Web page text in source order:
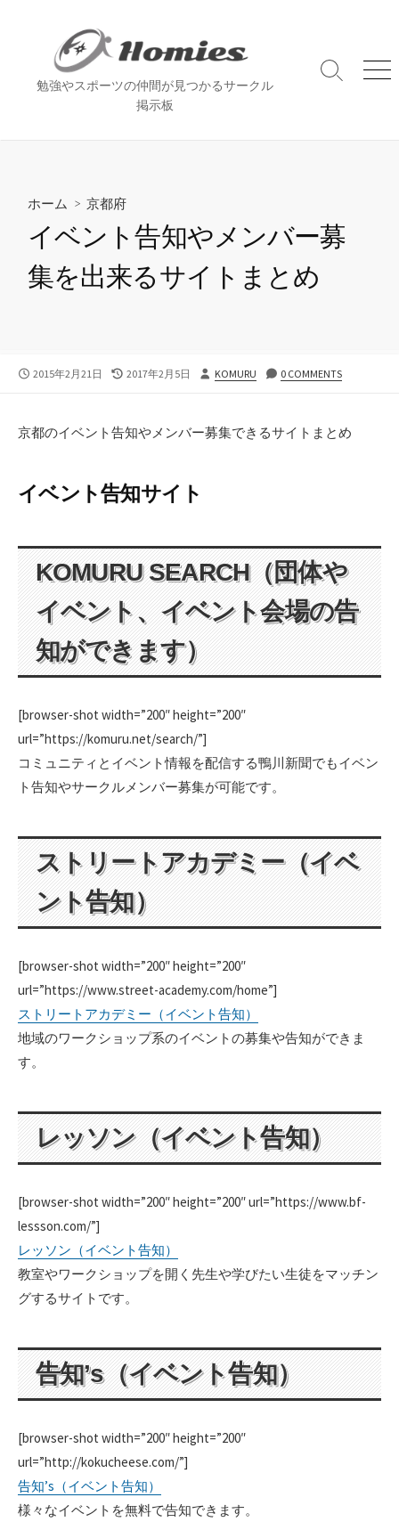
ス
勉強やスポーツの仲間が見つかるサークル
掲示板
検
メ
ホーム > 京都府
イベント告知やメンバー募
集を出来るサイトまとめ
公
2015年2月21日
最
日
2017年2月5日
投
KOMURU 0 COMMENTS
京都のイベント告知やメンバー募集できるサイトまとめ
イベント告知サイト
KOMURU SEARCH（団体や
イベント、イベント会場の告
知ができます）
[browser-shot width=”200″ height=”200″
url=”https://komuru.net/search/”]
コミュニティとイベント情報を配信する鴨川新聞でもイベン
ト告知やサークルメンバー募集が可能です。
ストリートアカデミー（イベ
ント告知）
[browser-shot width=”200″ height=”200″
url=”https://www.street-academy.com/home”]
ストリートアカデミー（イベント告知）
地域のワークショップ系のイベントの募集や告知ができま
す。
レッソン（イベント告知）
[browser-shot width=”200″ height=”200″ url=”https://www.bf-
lessson.com/”]
レッソン（イベント告知）
教室やワークショップを開く先生や学びたい生徒をマッチン
グするサイトです。
告知’s（イベント告知）
[browser-shot width=”200″ height=”200″
url=”http://kokucheese.com/”]
告知’s（イベント告知）
様々なイベントを無料で告知できます。